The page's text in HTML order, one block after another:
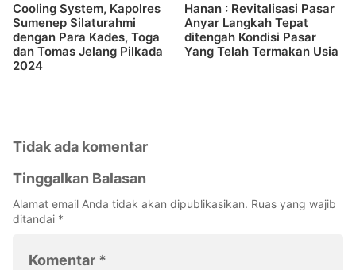
Cooling System, Kapolres
Sumenep Silaturahmi
dengan Para Kades, Toga
dan Tomas Jelang Pilkada
2024
Hanan : Revitalisasi Pasar
Anyar Langkah Tepat
ditengah Kondisi Pasar
Yang Telah Termakan Usia
Tidak ada komentar
Tinggalkan Balasan
Alamat email Anda tidak akan dipublikasikan. Ruas yang wajib
ditandai *
Komentar *